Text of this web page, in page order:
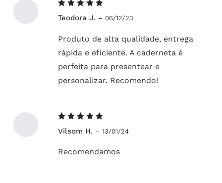
5de 5
Teodora J. – 06/12/23
Produto de alta qualidade, entrega
rápida e eficiente. A caderneta é
perfeita para presentear e
personalizar. Recomendo!
5de 5
Vilsom H. – 13/01/24
Recomendamos